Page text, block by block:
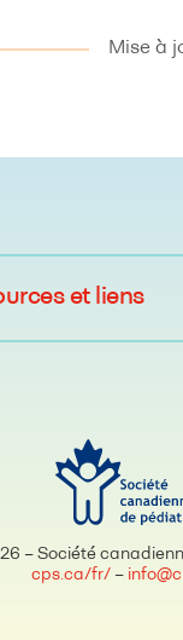
Mise à
et liens
– Société
cps.ca/fr/–